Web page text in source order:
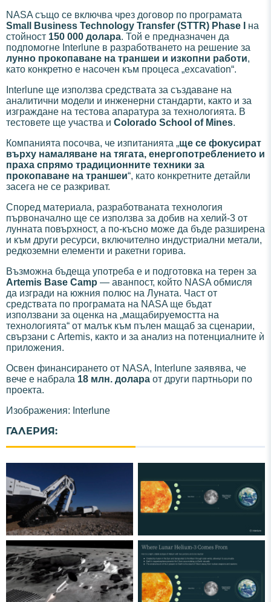
NASA също се включва чрез договор по програмата
Small Business Technology Transfer (STTR) Phase I
на
стойност 150 000 долара. Той е предназначен да
подпомогне Interlune в разработването на решение за
лунно прокопаване на траншеи и изкопни работи,
като конкретно е насочен към процеса „excavation“.
Interlune ще използва средствата за създаване на
аналитични модели и инженерни стандарти, както и за
изграждане на тестова апаратура за технологията. В
тестовете ще участва и Colorado School of Mines.
Компанията посочва, че изпитанията „ще се фокусират
върху намаляване на тягата, енергопотреблението и
праха спрямо традиционните техники за
прокопаване на траншеи“, като конкретните детайли
засега не се разкриват.
Според материала, разработваната технология
първоначално ще се използва за добив на хелий-3 от
лунната повърхност, а по-късно може да бъде разширена
и към други ресурси, включително индустриални метали,
редкоземни елементи и ракетни горива.
Възможна бъдеща употреба е и подготовка на терен за
Artemis Base Camp — аванпост, който NASA обмисля
да изгради на южния полюс на Луната. Част от
средствата по програмата на NASA ще бъдат
използвани за оценка на „мащабируемостта на
технологията“ от малък към пълен мащаб за сценарии,
свързани с Artemis, както и за анализ на потенциалните ѝ
приложения.
Освен финансирането от NASA, Interlune заявява, че
вече е набрала 18 млн. долара от други партньори по
проекта.
Изображения: Interlune
ГАЛЕРИЯ: